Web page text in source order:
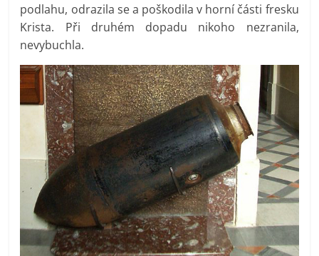
podlahu, odrazila se a poškodila v horní části fresku
Krista. Při druhém dopadu nikoho nezranila,
nevybuchla.